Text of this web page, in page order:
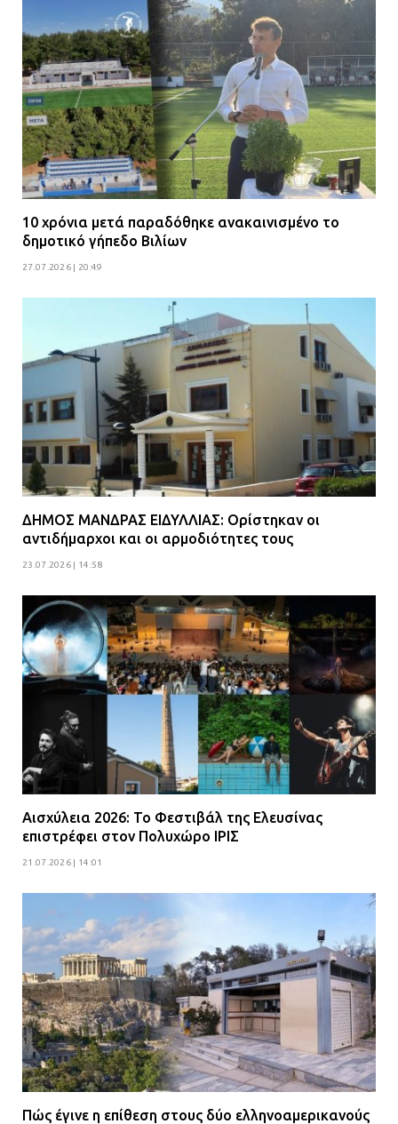
τον ειδικό σκύλο
07.07.2026 | 09:56
Βούλα: Κραυγή αγωνίας από
κατοίκους για την οδό Άρεως –
«Τρέχουν με 90 χλμ. μέσα στη
γειτονιά»
07.07.2026 | 09:48
10 χρόνια μετά παραδόθηκε ανακαινισμένο το
δημοτικό γήπεδο Βιλίων
27.07.2026 | 20:49
ΔΗΜΟΣ ΜΑΝΔΡΑΣ ΕΙΔΥΛΛΙΑΣ: Ορίστηκαν οι
αντιδήμαρχοι και οι αρμοδιότητες τους
23.07.2026 | 14:58
Αισχύλεια 2026: Το Φεστιβάλ της Ελευσίνας
επιστρέφει στον Πολυχώρο ΙΡΙΣ
21.07.2026 | 14:01
Πώς έγινε η επίθεση στους δύο ελληνοαμερικανούς